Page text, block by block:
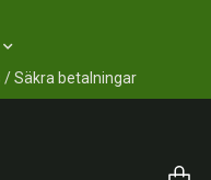
/ Säkra betalningar